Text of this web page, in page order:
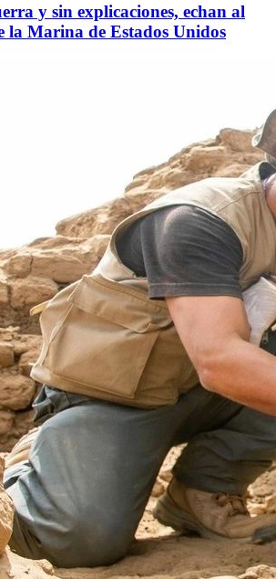
y sin explicaciones, echan al
la Marina de Estados Unidos